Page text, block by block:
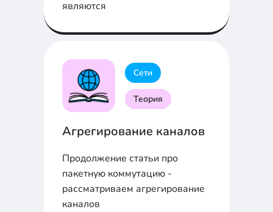
являются
Сети
Теория
Агрегирование каналов
Продолжение статьи про
пакетную коммутацию -
рассматриваем агрегирование
каналов